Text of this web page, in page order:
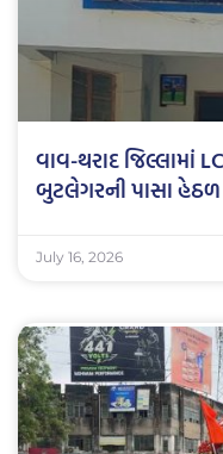
વાવ-થરાદ જિલ્લામાં
બુટલેગરની પાસા
July 16, 2026